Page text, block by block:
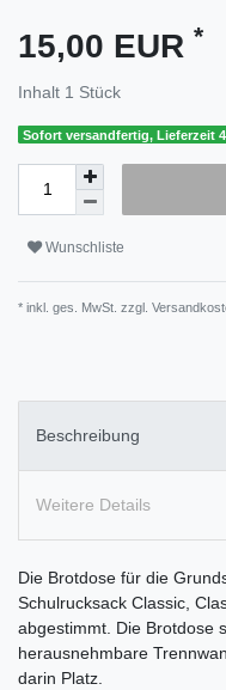
15,00 EUR *
Inhalt 1 Stück
Sofort versandfertig, Lieferzeit
Wunschliste
* inkl. ges. MwSt. zzgl.
Beschreibung
Weitere Details
Die Brotdose für die
Schulrucksack Classic,
abgestimmt. Die Brotdose
herausnehmbare
darin Platz.